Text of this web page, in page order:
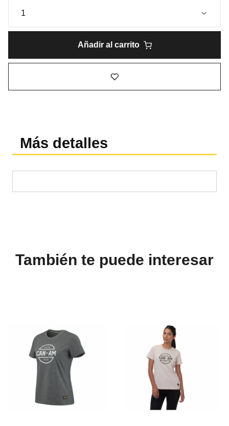
Añadir al carrito
Más detalles
También te puede interesar